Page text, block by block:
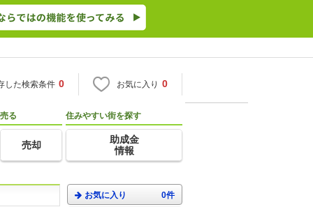
した検索条件 0 お気に入り 0
売る
売却
住みやすい街を探す
助成金
情報
お気に入り 0件